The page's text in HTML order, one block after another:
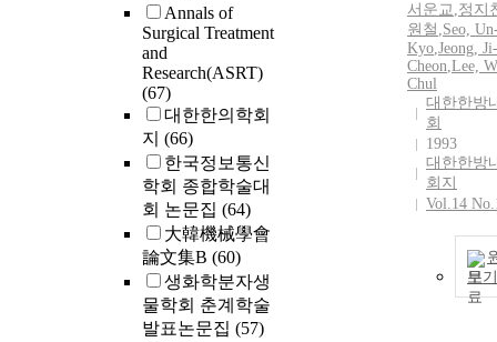
Annals of
Surgical Treatment
and
Research(ASRT)
(67)
대한한의학회
지 (66)
한국정보통신
학회 종합학술대
회 논문집 (64)
大韓機械學會
論文集B (60)
생화학분자생
물학회 춘계학술
발표논문집 (57)
서운교,정지
원철 ,Seo,
Kyo,Jeong, Ji-
Cheon,Lee,
Chul
대한한방
회
1993
대한한방
회지
Vol.14
보기